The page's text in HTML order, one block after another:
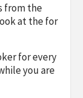
from the
at the for
for every
you are